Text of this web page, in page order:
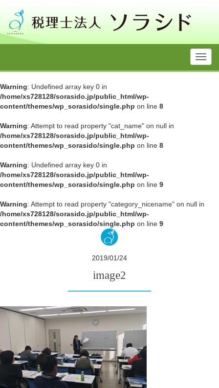
Warning: Undefined array key 0 in
/home/xs728128/sorasido.jp/public_html/wp-
content/themes/wp_sorasido/single.php on line 8
Warning: Attempt to read property "cat_name" on null in
/home/xs728128/sorasido.jp/public_html/wp-
content/themes/wp_sorasido/single.php on line 8
Warning: Undefined array key 0 in
/home/xs728128/sorasido.jp/public_html/wp-
content/themes/wp_sorasido/single.php on line 9
Warning: Attempt to read property "category_nicename" on null in
/home/xs728128/sorasido.jp/public_html/wp-
content/themes/wp_sorasido/single.php on line 9
2019/01/24
image2